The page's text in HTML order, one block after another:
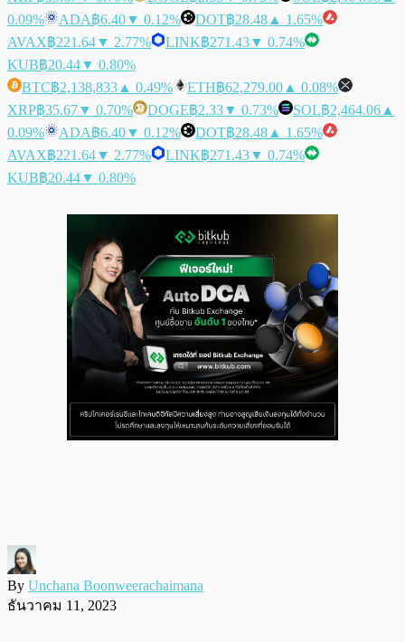
0.09%
ADA฿6.40▼ 0.12% DOT฿28.48 ▲ 1.65%
AVAX฿221.64▼ 2.77% LINK฿271.43▼ 0.74%
KUB฿20.44▼ 0.80%
BTC฿2,138,833 ▲ 0.49% ETH฿62,279.00 ▲ 0.08%
XRP฿35.67▼ 0.70% DOGE฿2.33▼ 0.73% SOL฿2,464.06 ▲
0.09%
ADA฿6.40▼ 0.12% DOT฿28.48 ▲ 1.65%
AVAX฿221.64▼ 2.77% LINK฿271.43▼ 0.74%
KUB฿20.44▼ 0.80%
By Unchana Boonweerachaimana
ธันวาคม 11, 2023